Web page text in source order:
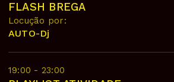
FLASH BREGA
Locução por:
AUTO-Dj
19:00 - 23:00